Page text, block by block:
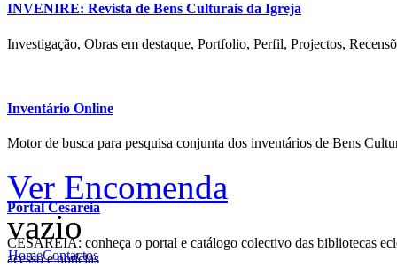
INVENIRE: Revista de Bens Culturais da Igreja
Investigação, Obras em destaque, Portfolio, Perfil, Projectos,
Inventário Online
Motor de busca para pesquisa conjunta dos inventários de Bens
Portal Cesareia
CESAREIA: conheça o portal e catálogo colectivo das bibliotecas
acesso e notícias
Ver Encomenda
vazio
HomeContactos